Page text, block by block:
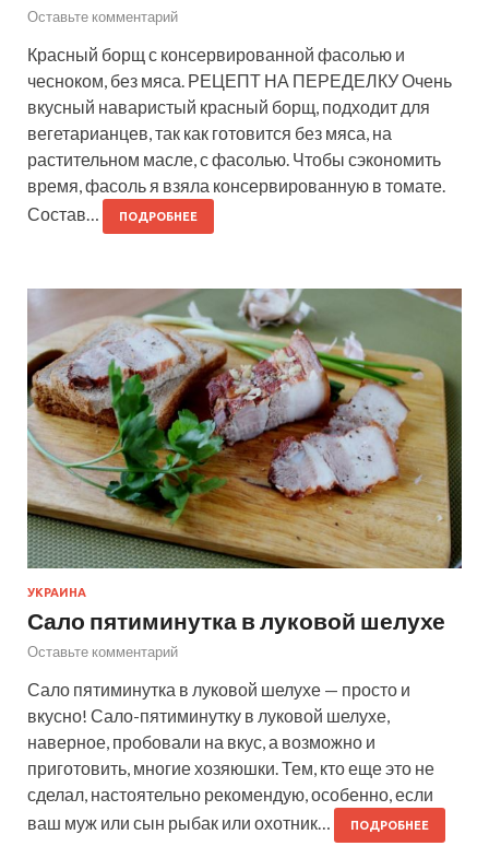
Оставьте комментарий
Красный борщ с консервированной фасолью и
чесноком, без мяса. РЕЦЕПТ НА ПЕРЕДЕЛКУ Очень
вкусный наваристый красный борщ, подходит для
вегетарианцев, так как готовится без мяса, на
растительном масле, с фасолью. Чтобы сэкономить
время, фасоль я взяла консервированную в томате.
Состав…
ПОДРОБНЕЕ
УКРАИНА
Сало пятиминутка в луковой шелухе
Оставьте комментарий
Сало пятиминутка в луковой шелухе — просто и
вкусно! Сало-пятиминутку в луковой шелухе,
наверное, пробовали на вкус, а возможно и
приготовить, многие хозяюшки. Тем, кто еще это не
сделал, настоятельно рекомендую, особенно, если
ваш муж или сын рыбак или охотник…
ПОДРОБНЕЕ